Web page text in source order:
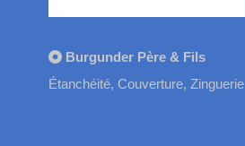
Burgunder Père & Fils
Étanchéité, Couverture, Zinguerie